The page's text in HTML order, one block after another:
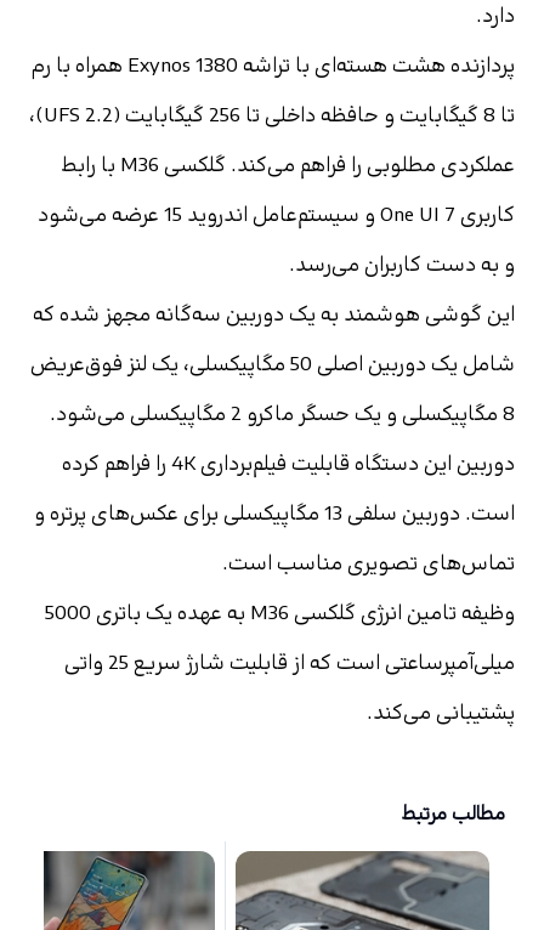
دارد.
و به دست کاربران می‌رسد.
تماس‌های تصویری مناسب است.
پشتیبانی می‌کند.
مطالب مرتبط